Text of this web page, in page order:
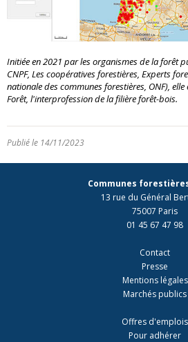
Initiée en 2021 par les organismes de la forêt
CNPF, Les coopératives forestières, Experts
nationale des communes forestières, ONF),
Forêt, l'interprofession de la filière forêt-bois.
Publié le 14/11/2023
Communes
13 rue du Général
75007 Paris
01 45 67 47 98
Contact
Presse
Mentions légales
Marchés publics
Offres d'emplois
Pour adhérer